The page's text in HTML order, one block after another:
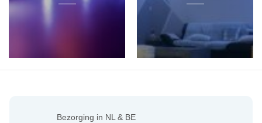
Bezorging in NL & BE